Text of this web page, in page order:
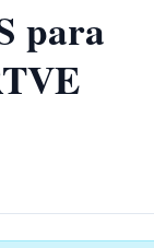
para